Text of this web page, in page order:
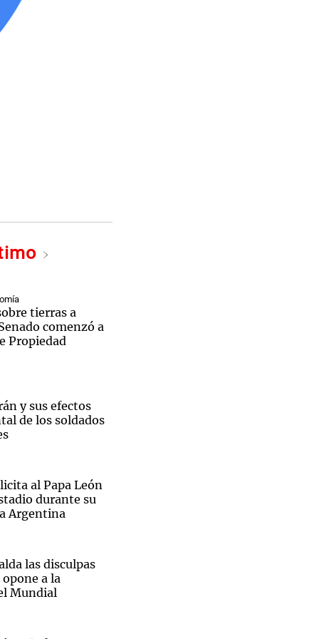
tierras a
comenzó a
Propiedad
y sus efectos
de los soldados
al Papa León
durante su
Argentina
las disculpas
opone a la
Mundial